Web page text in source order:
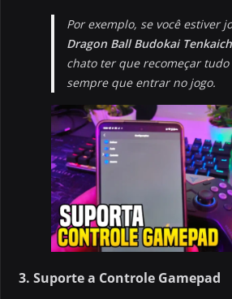
Por exemplo, se você estiver
Dragon Ball Budokai
chato ter que recomeçar tudo
sempre que entrar no jogo.
3. Suporte a Controle Gamepad